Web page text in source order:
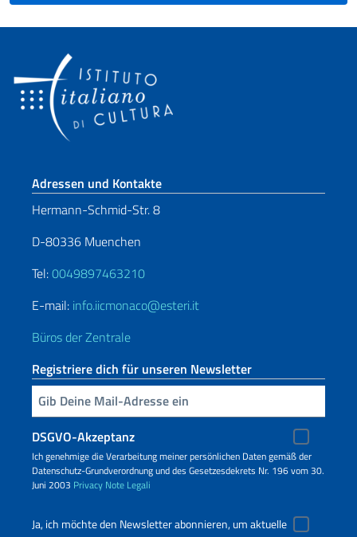
Fußbereich
Adressen und Kontakte
Hermann-Schmid-Str. 8
D-80336 Muenchen
Tel:0049897463210
E-mail: info.iicmonaco@esteri.it
Büros der Zentrale
Registriere dich für unseren Newsletter
Geben Sie Ihre E-Mail ein
DSGVO-Akzeptanz
Ich genehmige die Verarbeitung meiner persönlichen Daten gemäß der
Datenschutz-Grundverordnung und des Gesetzesdekrets Nr. 196 vom 30.
Juni 2003 Privacy Note Legali
Ja, ich möchte den Newsletter abonnieren, um aktuelle